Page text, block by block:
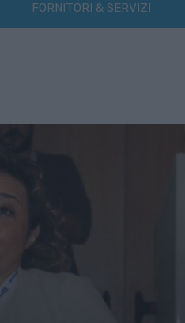
FORNITORI & SERVIZI